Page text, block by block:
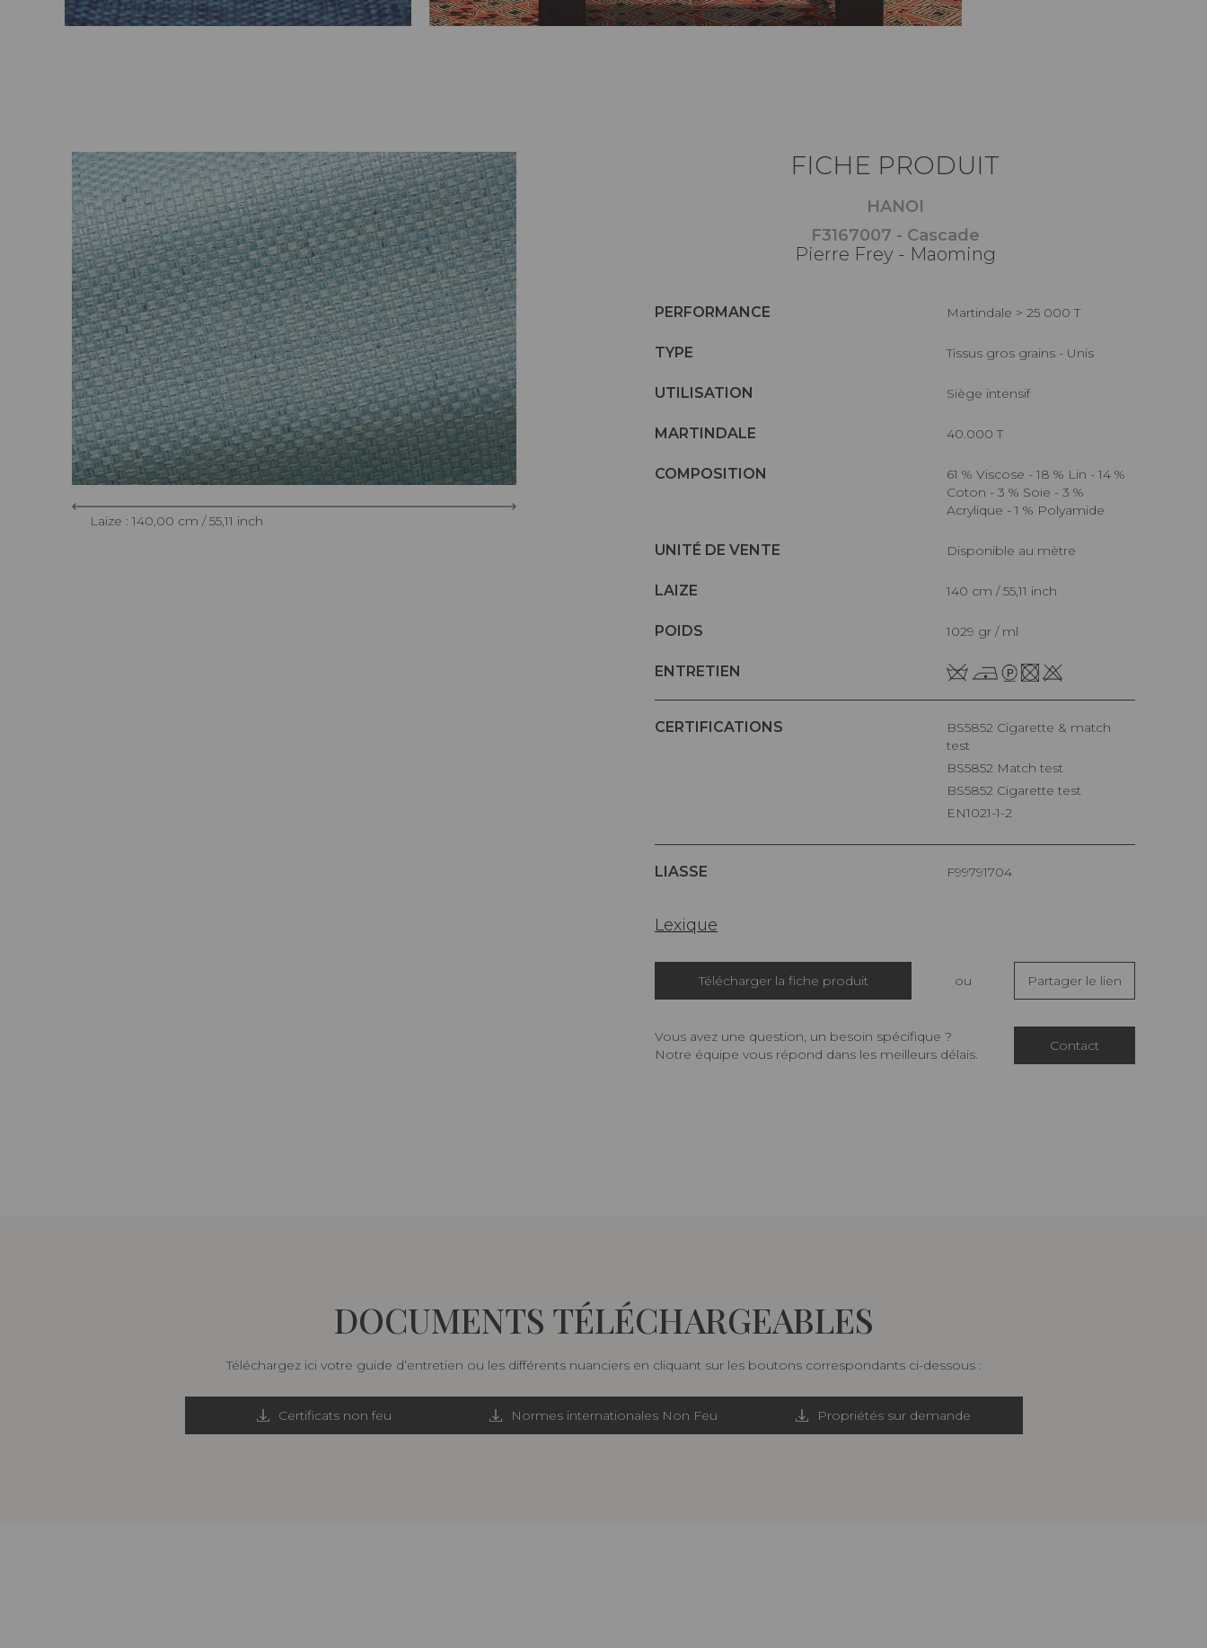
Laize : 140,00 cm / 55,11 inch
FICHE PRODUIT
HANOI
F3167007 - Cascade
Pierre Frey - Maoming
PERFORMANCE Martindale > 25 000 T
TYPE Tissus gros grains - Unis
UTILISATION Siège intensif
MARTINDALE 40.000 T
COMPOSITION
61 % Viscose - 18 % Lin - 14 %
Coton - 3 % Soie - 3 %
Acrylique - 1 % Polyamide
UNITÉ DE VENTE Disponible au mètre
LAIZE 140 cm / 55,11 inch
POIDS 1029 gr / ml
ENTRETIEN
CERTIFICATIONS
BS5852 Cigarette & match
test
BS5852 Match test
BS5852 Cigarette test
EN1021-1-2
LIASSE F99791704
Lexique
Télécharger la fiche produit ou Partager le lien
Vous avez une question, un besoin spécifique ?
Notre équipe vous répond dans les meilleurs délais.
Contact
DOCUMENTS TÉLÉCHARGEABLES
Téléchargez ici votre guide d’entretien ou les différents nuanciers en cliquant sur les boutons correspondants ci-dessous :
Certificats non feu Normes internationales Non Feu Propriétés sur demande